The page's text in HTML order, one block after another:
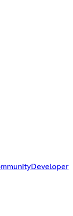
Developer